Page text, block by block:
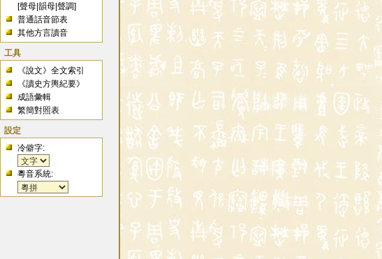
[聲母 |韻母 |聲調]
普通話音節表
其他方言讀音
工具
《說文》全文索引
《讀史方輿紀要》
成語彙輯
繁簡對照表
設定
冷僻字:
粵音系統: